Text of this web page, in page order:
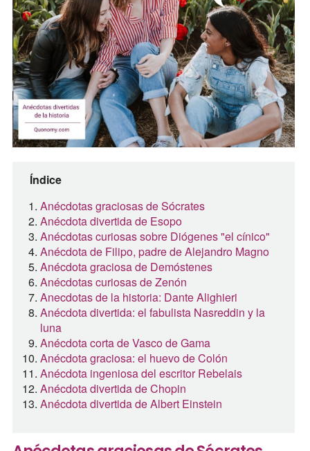
Índice
Anécdotas graciosas de Sócrates
Anécdota divertida de Esopo
Anécdotas curiosas sobre Diógenes "el cínico"
Anécdota de Filipo, padre de Alejandro Magno
Anécdota graciosa de Demóstenes
Anécdotas curiosas de Zenón
Anecdotas de la historia: Dante Alighieri
Anécdota divertida: el fabulista Nasreddin y la
luna
Anécdota corta de Vasco de Gama
Anécdota graciosa: el huevo de Colón
Anécdota ingeniosa del escritor Rebelais
Anécdota divertida de Chopin
Anécdota divertida de Albert Einstein